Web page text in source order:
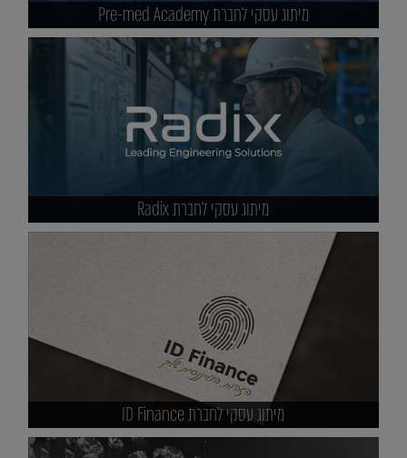
מיתוג עסקי לחברת Pre-med Academy
מיתוג עסקי לחברת Radix
מיתוג עסקי לחברת ID Finance